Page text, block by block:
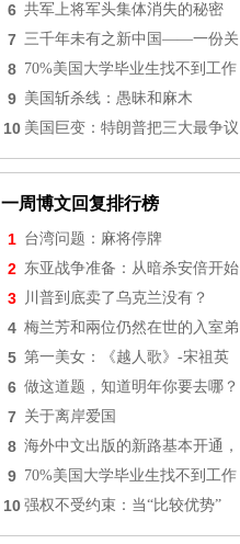
6 共军上将军头集体消失的秘密
7 三千年未有之新中国——一份关
8 70%美国大学毕业生找不到工作
9 美国斩杀线：愚昧和麻木
10 美国巨变：特朗普把三大最争议
一周博文回复排行榜
1 台湾问题：麻将停牌
2 东亚战争准备：从暗杀安倍开始
3 川普到底卖了乌克兰没有？
4 梅兰芳和兩位仍然在世的入室弟
5 第一美女：《越人歌》-宋祖英
6 做这道题，知道明年你要去哪？
7 关于离岸爱国
8 海外中文出版的新路基本开通，
9 70%美国大学毕业生找不到工作
10 强权不受约束：当“比较优势”